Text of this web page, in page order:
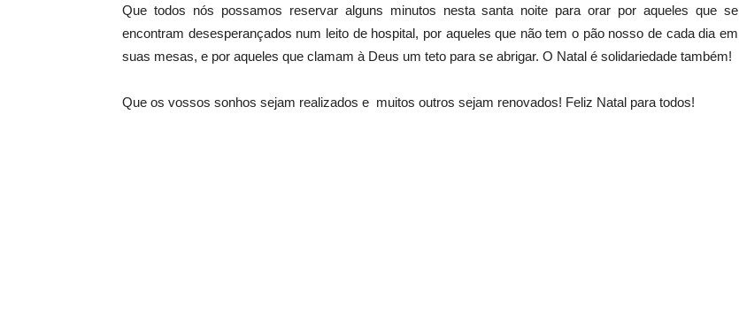
Que todos nós possamos reservar alguns minutos nesta santa noite para orar por aqueles que se
encontram desesperançados num leito de hospital, por aqueles que não tem o pão nosso de cada dia em
suas mesas, e por aqueles que clamam à Deus um teto para se abrigar. O Natal é solidariedade também!
Que os vossos sonhos sejam realizados e muitos outros sejam renovados! Feliz Natal para todos!